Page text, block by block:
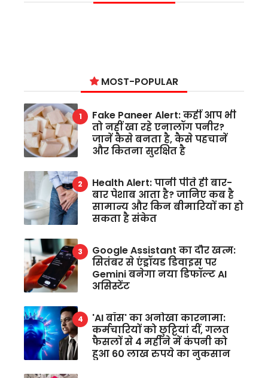
MOST-POPULAR
Fake Paneer Alert: कहीं आप भी
तो नहीं खा रहे एनालॉग पनीर?
जानें कैसे बनता है, कैसे पहचानें
और कितना सुरक्षित है
Health Alert: पानी पीते ही बार-
बार पेशाब आता है? जानिए कब है
सामान्य और किन बीमारियों का हो
सकता है संकेत
Google Assistant का दौर खत्म:
सितंबर से एंड्रॉयड डिवाइस पर
Gemini बनेगा नया डिफॉल्ट AI
असिस्टेंट
'AI बॉस' का अनोखा कारनामा:
कर्मचारियों को छुट्टियां दीं, गलत
फैसलों से 4 महीने में कंपनी को
हुआ 60 लाख रुपये का नुकसान